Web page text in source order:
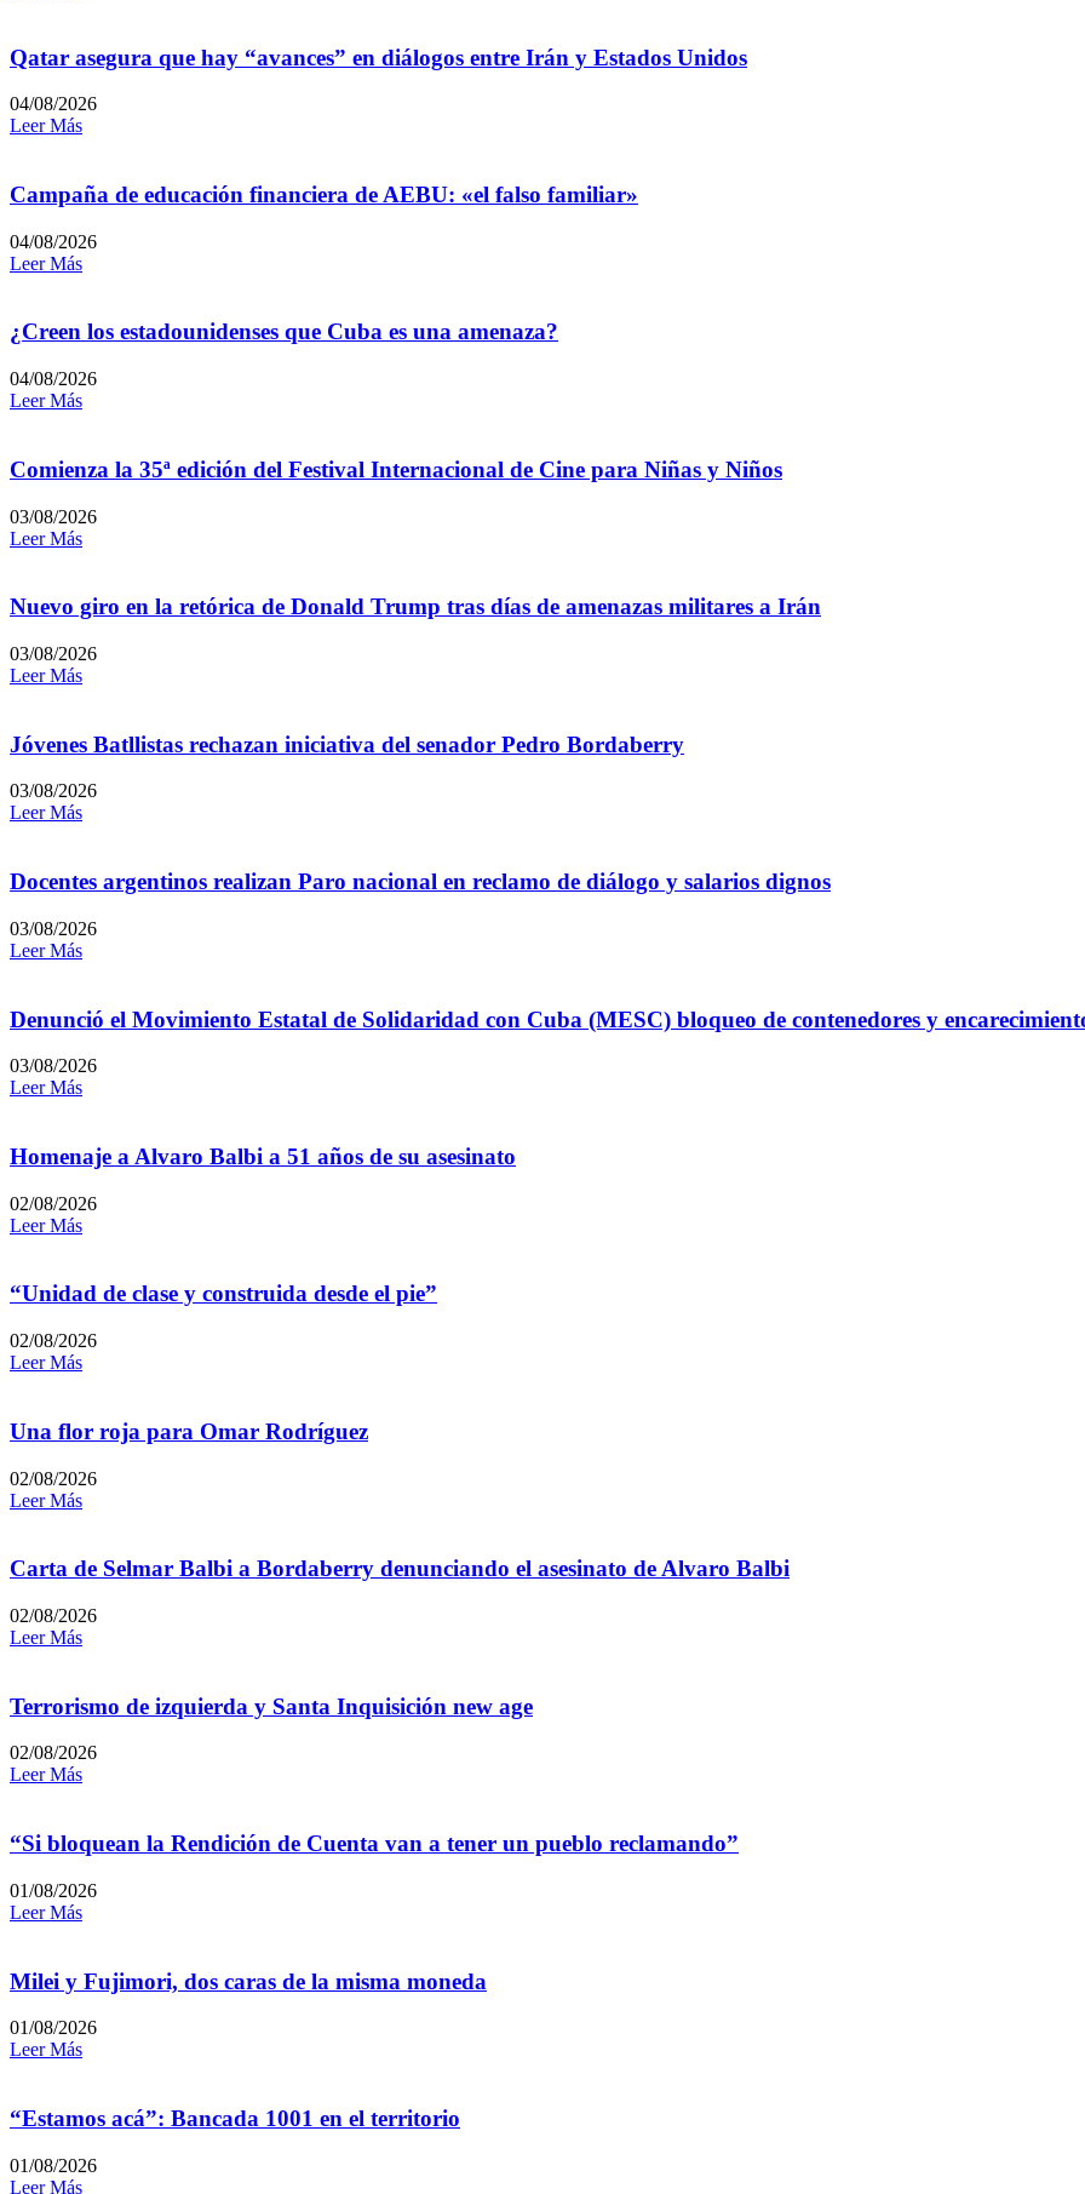
Qatar asegura que hay “avances” en diálogos entre Irán y Estados Unidos
04/08/2026
Leer Más
Campaña de educación financiera de AEBU: «el falso familiar»
04/08/2026
Leer Más
¿Creen los estadounidenses que Cuba es una amenaza?
04/08/2026
Leer Más
Comienza la 35ª edición del Festival Internacional de Cine para Niñas y Niños
03/08/2026
Leer Más
Nuevo giro en la retórica de Donald Trump tras días de amenazas militares a Irán
03/08/2026
Leer Más
Jóvenes Batllistas rechazan iniciativa del senador Pedro Bordaberry
03/08/2026
Leer Más
Docentes argentinos realizan Paro nacional en reclamo de diálogo y salarios dignos
03/08/2026
Leer Más
Denunció el Movimiento Estatal de Solidaridad con Cuba (MESC) bloqueo de contenedores y
03/08/2026
Leer Más
Homenaje a Alvaro Balbi a 51 años de su asesinato
02/08/2026
Leer Más
“Unidad de clase y construida desde el pie”
02/08/2026
Leer Más
Una flor roja para Omar Rodríguez
02/08/2026
Leer Más
Carta de Selmar Balbi a Bordaberry denunciando el asesinato de Alvaro Balbi
02/08/2026
Leer Más
Terrorismo de izquierda y Santa Inquisición new age
02/08/2026
Leer Más
“Si bloquean la Rendición de Cuenta van a tener un pueblo reclamando”
01/08/2026
Leer Más
Milei y Fujimori, dos caras de la misma moneda
01/08/2026
Leer Más
“Estamos acá”: Bancada 1001 en el territorio
01/08/2026
Leer Más